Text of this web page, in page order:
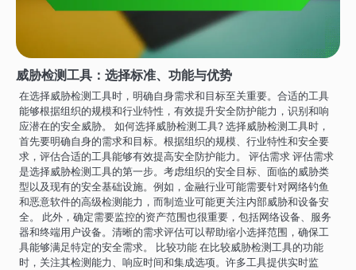
威胁检测工具：选择标准、功能与优势
在选择威胁检测工具时，明确自身需求和目标至关重要。合适的工具
能够根据组织的规模和行业特性，有效提升安全防护能力，识别和响
应潜在的安全威胁。 如何选择威胁检测工具? 选择威胁检测工具时，
首先要明确自身的需求和目标。根据组织的规模、行业特性和安全要
求，评估合适的工具能够有效提高安全防护能力。 评估需求 评估需求
是选择威胁检测工具的第一步。考虑组织的安全目标、面临的威胁类
型以及现有的安全基础设施。例如，金融行业可能需要针对网络钓鱼
和恶意软件的高级检测能力，而制造业可能更关注内部威胁和设备安
全。 此外，确定需要监控的资产范围也很重要，包括网络设备、服务
器和终端用户设备。清晰的需求评估可以帮助缩小选择范围，确保工
具能够满足特定的安全需求。 比较功能 在比较威胁检测工具的功能
时，关注其检测能力、响应时间和集成选项。许多工具提供实时监